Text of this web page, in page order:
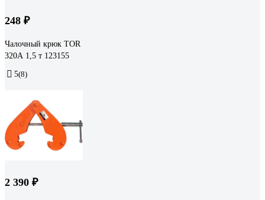
248 ₽
Чалочный крюк TOR
320А 1,5 т 123155
5(8)
2 390 ₽